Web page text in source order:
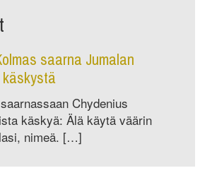
saarna Jumalan
Chydenius
käskyä: Älä käytä väärin
nimeä. […]